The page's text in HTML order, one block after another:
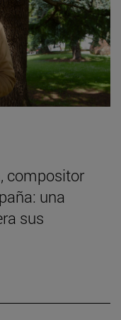
compositor
una
sus